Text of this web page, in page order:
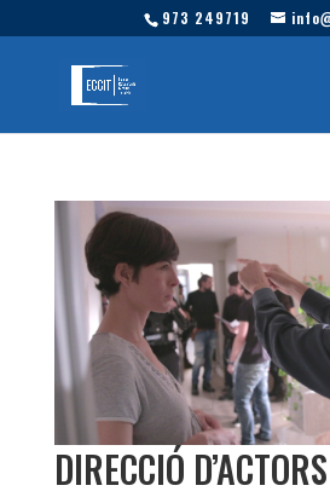
973 249719
DIRECCIÓ D’ACTORS